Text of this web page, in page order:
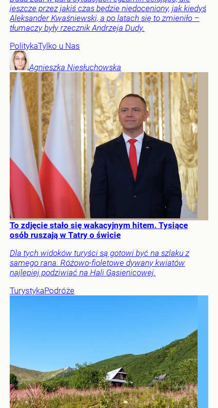
jeszcze przez jakiś czas będzie niedoceniony, jak kiedyś
Aleksander Kwaśniewski, a po latach się to zmieniło –
tłumaczy były rzecznik Andrzeja Dudy.
PolitykaTylko u Nas
Agnieszka Niesłuchowska
To zdjęcie stało się wakacyjnym hitem. Tysiące
osób ruszają w Tatry o świcie
Dla tych widoków turyści są gotowi być na szlaku z
samego rana. Różowo-fioletowe dywany kwiatów
najlepiej podziwiać na Hali Gąsienicowej.
TurystykaPodróże